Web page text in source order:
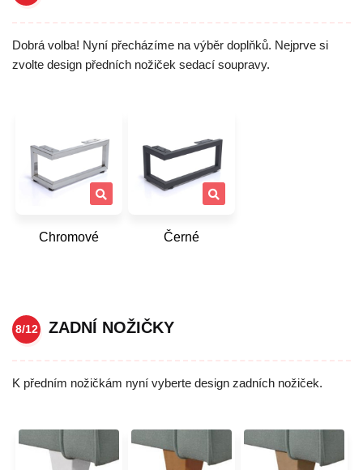
Dobrá volba! Nyní přecházíme na výběr doplňků. Nejprve si
zvolte design předních nožiček sedací soupravy.
Chromové Černé
8/12 ZADNÍ NOŽIČKY
K předním nožičkám nyní vyberte design zadních nožiček.